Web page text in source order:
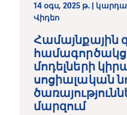
14 օգս, 2025 թ. |
Վիդեո
Համայնքային
մոդելների
սոցիալական
մարզում